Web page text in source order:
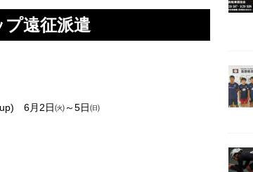
遠征派遣
6月2日㈫～5日㈰